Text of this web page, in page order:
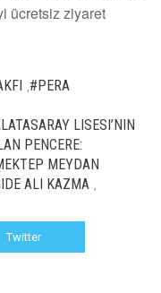
ücretsiz ziyaret
#PERA
LISESI’NIN
PENCERE:
MEYDAN
ALI KAZMA
Twitter